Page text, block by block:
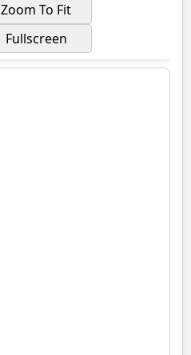
Zoom To Fit
Fullscreen